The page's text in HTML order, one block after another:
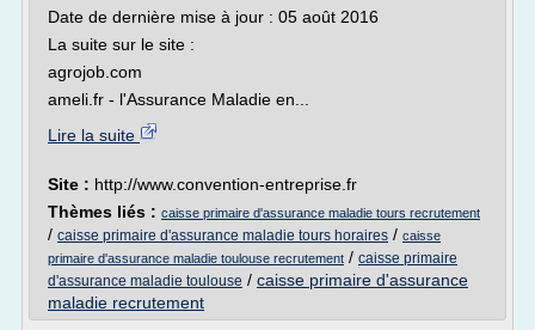
Date de dernière mise à jour : 05 août 2016
La suite sur le site :
agrojob.com
ameli.fr - l'Assurance Maladie en...
Lire la suite
Site : http://www.convention-entreprise.fr
Thèmes liés : caisse primaire d'assurance maladie tours recrutement
/ caisse primaire d'assurance maladie tours horaires / caisse
primaire d'assurance maladie toulouse recrutement / caisse primaire
d'assurance maladie toulouse / caisse primaire d'assurance
maladie recrutement